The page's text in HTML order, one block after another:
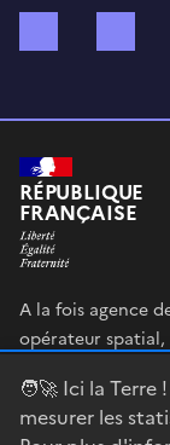
🧑‍🚀 Ici la
mesurer les
RÉPUBLIQUE
FRANÇAISE
A la fois agence
opérateur
en œuvre sa